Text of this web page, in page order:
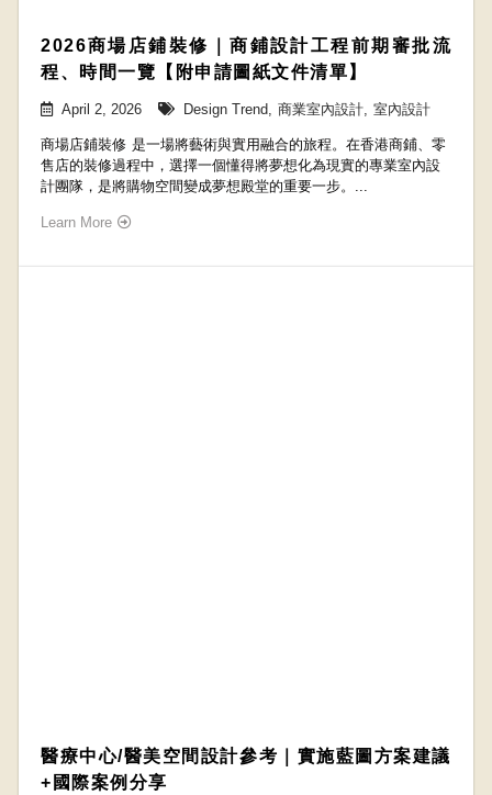
2026商場店鋪裝修｜商鋪設計工程前期審批流
程、時間一覽【附申請圖紙文件清單】
April 2, 2026 Design Trend, 商業室內設計, 室內設計
商場店鋪裝修 是一場將藝術與實用融合的旅程。在香港商鋪、零
售店的裝修過程中，選擇一個懂得將夢想化為現實的專業室內設
計團隊，是將購物空間變成夢想殿堂的重要一步。...
Learn More
醫療中心/醫美空間設計參考｜實施藍圖方案建議
+國際案例分享